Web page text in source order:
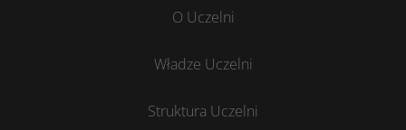
O Uczelni
Władze Uczelni
Struktura Uczelni